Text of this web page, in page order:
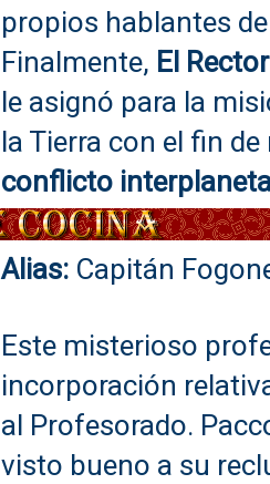
propios hablantes
Finalmente, El Rector
le asignó para la
la Tierra con el fin
conflicto
Alias: Capitán
Este misterioso
incorporación
al Profesorado.
visto bueno a su